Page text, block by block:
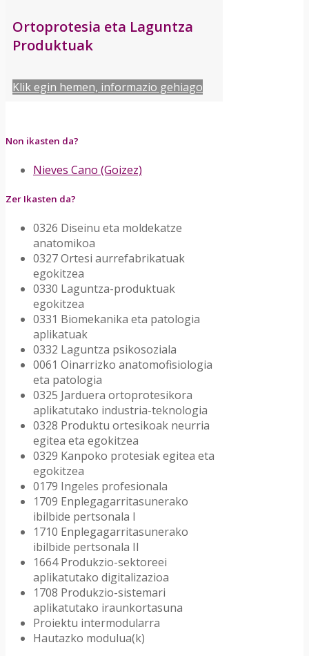
Ortoprotesia eta Laguntza
Produktuak
Klik egin hemen, informazio gehiago
Non ikasten da?
Nieves Cano (Goizez)
Zer Ikasten da?
0326 Diseinu eta moldekatze
anatomikoa
0327Ortesi aurrefabrikatuak
egokitzea
0330 Laguntza-produktuak
egokitzea
0331 Biomekanika eta patologia
aplikatuak
0332 Laguntza psikosoziala
0061 Oinarrizko anatomofisiologia
eta patologia
0325 Jarduera ortoprotesikora
aplikatutako industria-teknologia
0328 Produktu ortesikoak neurria
egitea eta egokitzea
0329 Kanpoko protesiak egitea eta
egokitzea
0179 Ingeles profesionala
1709 Enplegagarritasunerako
ibilbide pertsonala I
1710 Enplegagarritasunerako
ibilbide pertsonala II
1664 Produkzio-sektoreei
aplikatutako digitalizazioa
1708 Produkzio-sistemari
aplikatutako iraunkortasuna
Proiektu intermodularra
Hautazko modulua(k)